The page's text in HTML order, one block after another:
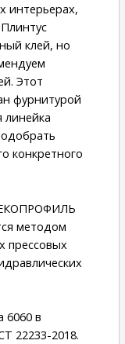
интерьерах,
клей, но
Этот
фурнитурой
конкретного
методом
прессовых
6060 в
22233-2018.